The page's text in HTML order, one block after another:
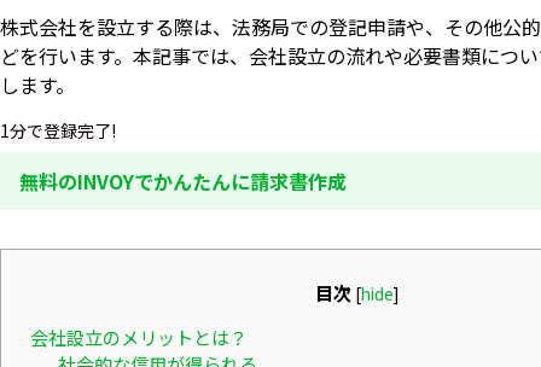
株式会社を設立する際は、法務局での登記申請や、その他公
どを行います。本記事では、会社設立の流れや必要書類につ
します。
1分で登録完了!
無料のINVOYでかんたんに請求書作成
目次 [hide]
会社設立のメリットとは？